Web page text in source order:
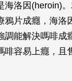
海洛因(heroin)。
鴉片成癮，海洛
調能解決嗎啡成
啡容易上癮，且